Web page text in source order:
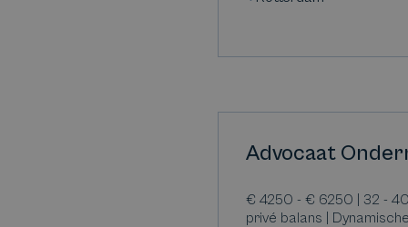
Advocaat
€ 4250 - € 6250 | 32 -
privé balans |